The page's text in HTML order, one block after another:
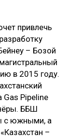
привлечь
– Бозой
в 2015 году.
Gas Pipeline
ББШ
с южными, а
–